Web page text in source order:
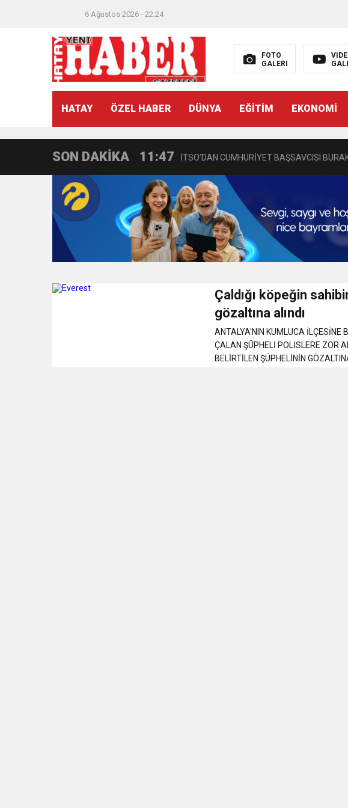
6 Ağustos 2026 - 22:24
FOTO
GALERI
HATAY ÖZEL HABER DÜNYA EĞİTİM EKONOMİ
SON DAKİKA
21:40
11:47 İTSO’DAN CUMHURİYET BAŞSAVCISI
18:55 İNCE’NİN CHP’DE KALMASININ PERDE
11:57 IŞIL Eczanesi Görkemli Bir Törenle Hizmete
21:40
Belediye Başkanı İbrahim Gül, Cumhuriyet,
HBB BAŞKANI ÖNTÜRK’ÜN CUMHURİYET
Çaldığı köpeğin
gözaltına alındı
ANTALYA'NIN KUMLUCA İLÇESİNE BİR VATANDAŞIN
ÇALAN ŞÜPHELİ POLİSLERE ZOR
BELİRTİLEN ŞÜPHELİNİN